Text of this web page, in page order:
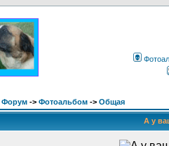
Форум -> Фотоальбом -> Общая
А у